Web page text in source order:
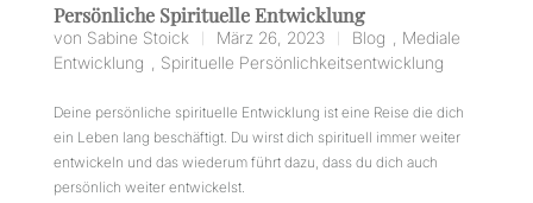
Persönliche Spirituelle Entwicklung
von Sabine Stoick März 26, 2023 Blog
Mediale
Entwicklung
Spirituelle Persönlichkeitsentwicklung
Deine persönliche spirituelle Entwicklung ist eine Reise die dich
ein Leben lang beschäftigt. Du wirst dich spirituell immer weiter
entwickeln und das wiederum führt dazu, dass du dich auch
persönlich weiter entwickelst.